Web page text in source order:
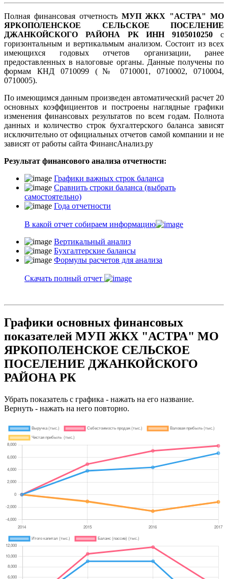
Полная финансовая отчетность МУП ЖКХ "АСТРА" МО
ЯРКОПОЛЕНСКОЕ СЕЛЬСКОЕ ПОСЕЛЕНИЕ
ДЖАНКОЙСКОГО РАЙОНА РК ИНН 9105010250 с
горизонтальным и вертикальмым анализом. Состоит из всех
имеющихся годовых отчетов организации, ранее
предоставленных в налоговые органы. Данные получены по
формам КНД 0710099 (№ 0710001, 0710002, 0710004,
0710005).
По имеющимся данным произведен автоматический расчет 20
основных коэффициентов и построены наглядные графики
изменения финансовых результатов по всем годам. Полнота
данных и количество строк бухгалтерского баланса зависят
исключительно от официальных отчетов самой компании и не
зависят от работы сайта ФинансАнализ.ру
Результат финансового анализа отчетности:
Графики важных строк баланса
Сравнить строки баланса (выбрать
самостоятельно)
Года отчетности
В какой отчет собираем информацию
Вертикальный анализ
Бухгалтерские балансы
Формулы расчетов для анализа
Скачать полный отчет
Графики основных финансовых
показателей МУП ЖКХ "АСТРА" МО
ЯРКОПОЛЕНСКОЕ СЕЛЬСКОЕ
ПОСЕЛЕНИЕ ДЖАНКОЙСКОГО
РАЙОНА РК
Убрать показатель с графика - нажать на его название.
Вернуть - нажать на него повторно.